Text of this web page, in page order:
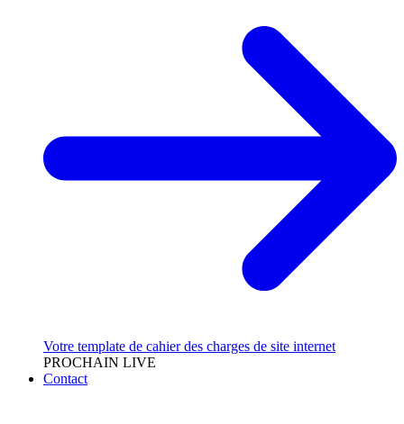
Votre template de cahier des charges de site internet
PROCHAIN LIVE
Contact